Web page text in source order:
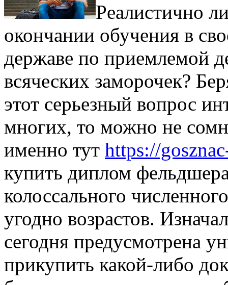
Рeaлистичнo
окончании обучения в
державе по приемлемой
всяческих заморочек?
этот серьезный вопрос
многих, то можно не
именно тут https://
купить диплом
колоссального
угодно возрастов.
сегодня предусмотрена
прикупить какой-либо